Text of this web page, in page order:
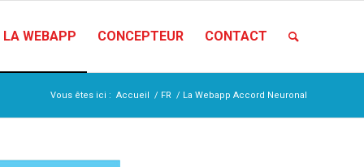
LA WEBAPP CONCEPTEUR CONTACT
Vous êtes ici : Accueil / FR / La Webapp Accord Neuronal